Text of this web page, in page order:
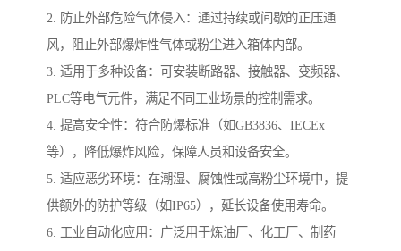
2. 防止外部危险气体侵入：通过持续或间歇的正压通
风，阻止外部爆炸性气体或粉尘进入箱体内部。
3. 适用于多种设备：可安装断路器、接触器、变频器、
PLC等电气元件，满足不同工业场景的控制需求。
4. 提高安全性：符合防爆标准（如GB3836、IECEx
等），降低爆炸风险，保障人员和设备安全。
5. 适应恶劣环境：在潮湿、腐蚀性或高粉尘环境中，提
供额外的防护等级（如IP65），延长设备使用寿命。
6. 工业自动化应用：广泛用于炼油厂、化工厂、制药